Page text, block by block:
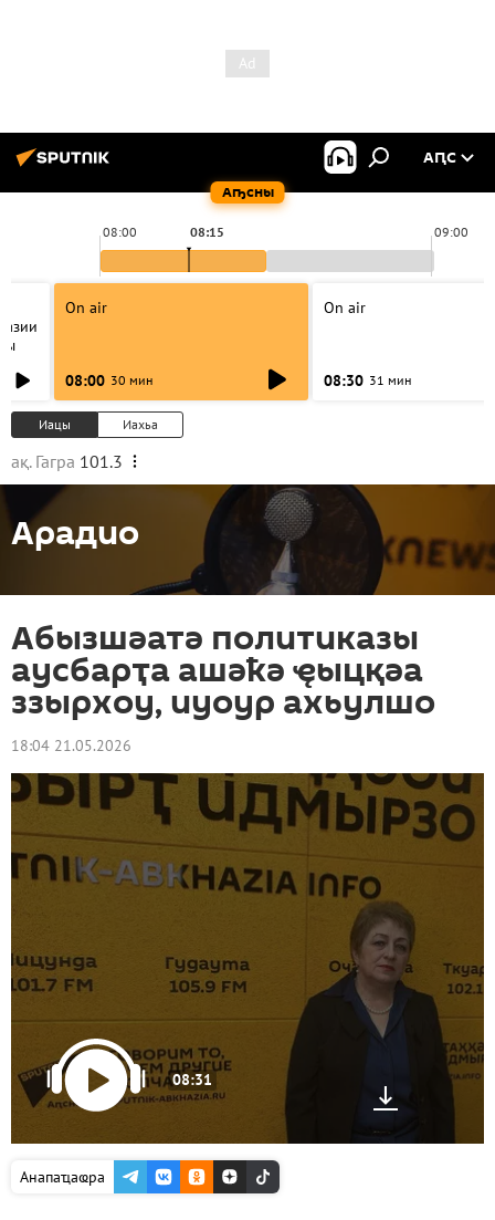
Аҧсны
АԤС
08:00 09:00
08:15
On air
08:00 30 мин
On air
08:30 31 мин
Иацы Иахьа
ақ. Гагра 101.3
Арадио
Абызшәатә политиказы
аусбарҭа ашәҟә ҿыцқәа
ззырхоу, иуоур ахьулшо
18:04 21.05.2026
08:31
Анапаҵаҩра